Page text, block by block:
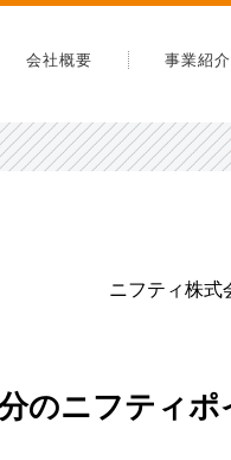
会社概要
沿革
事業紹介
ニフティ株式
のニフティポ